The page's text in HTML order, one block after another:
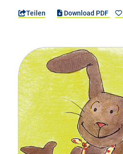
Teilen Download PDF